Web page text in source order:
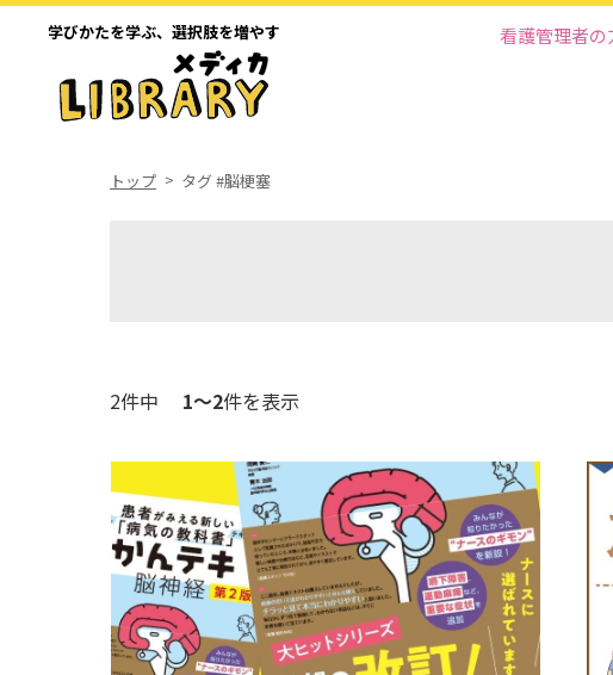
学びかたを学ぶ、 選択肢を増やす 看護管理者の
トップ タグ #脳梗塞
2件中 1～2件を表示